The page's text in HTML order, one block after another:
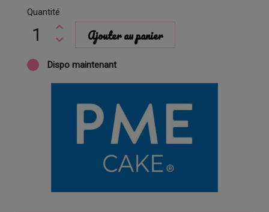
Quantité
Ajouter au panier
Dispo maintenant